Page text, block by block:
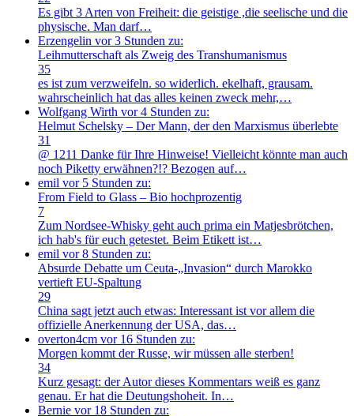
Es gibt 3 Arten von Freiheit: die geistige ,die seelische und die
physische. Man darf…
Erzengelin vor 3 Stunden zu:
Leihmutterschaft als Zweig des Transhumanismus
35
es ist zum verzweifeln. so widerlich. ekelhaft, grausam.
wahrscheinlich hat das alles keinen zweck mehr,…
Wolfgang Wirth vor 4 Stunden zu:
Helmut Schelsky – Der Mann, der den Marxismus überlebte
31
@ 1211 Danke für Ihre Hinweise! Vielleicht könnte man auch
noch Piketty erwähnen?!? Bezogen auf…
emil vor 5 Stunden zu:
From Field to Glass – Bio hochprozentig
7
Zum Nordsee-Whisky geht auch prima ein Matjesbrötchen,
ich hab's für euch getestet. Beim Etikett ist…
emil vor 8 Stunden zu:
Absurde Debatte um Ceuta-„Invasion“ durch Marokko
vertieft EU-Spaltung
29
China sagt jetzt auch etwas: Interessant ist vor allem die
offizielle Anerkennung der USA, das…
overton4cm vor 16 Stunden zu:
Morgen kommt der Russe, wir müssen alle sterben!
34
Kurz gesagt: der Autor dieses Kommentars weiß es ganz
genau. Er hat die Deutungshoheit. In…
Bernie vor 18 Stunden zu: